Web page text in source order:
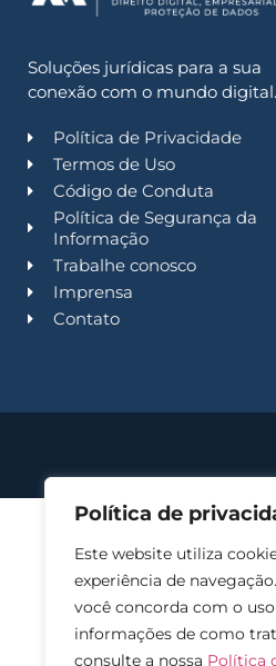
Política de
Este website utiliza
experiência de
você concorda com o uso
informações de como
consulte a nossa Política
Soluções jurídicas para a sua
conexão com o mundo digital.
Política de Privacidade
Termos de Uso
Código de Conduta
Política de Segurança da
Informação
Trabalhe conosco
Imprensa
Contato